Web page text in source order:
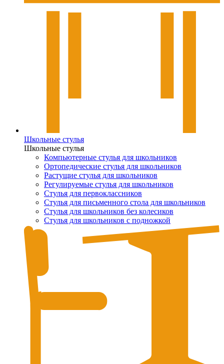
Школьные стулья
Школьные стулья
Компьютерные стулья для школьников
Ортопедические стулья для школьников
Растущие стулья для школьников
Регулируемые стулья для школьников
Стулья для первоклассников
Стулья для письменного стола для школьников
Стулья для школьников без колесиков
Стулья для школьников с подножкой